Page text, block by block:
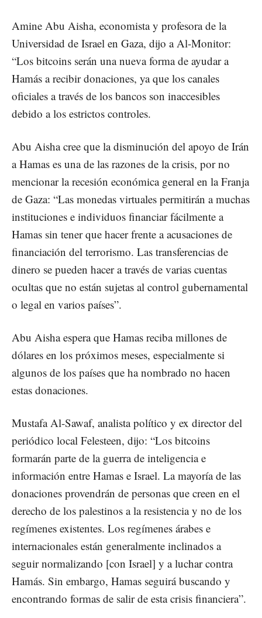
Amine Abu Aisha, economista y profesora de la
Universidad de Israel en Gaza, dijo a Al-Monitor:
“Los bitcoins serán una nueva forma de ayudar a
Hamás a recibir donaciones, ya que los canales
oficiales a través de los bancos son inaccesibles
debido a los estrictos controles.
Abu Aisha cree que la disminución del apoyo de Irán
a Hamas es una de las razones de la crisis, por no
mencionar la recesión económica general en la Franja
de Gaza: “Las monedas virtuales permitirán a muchas
instituciones e individuos financiar fácilmente a
Hamas sin tener que hacer frente a acusaciones de
financiación del terrorismo. Las transferencias de
dinero se pueden hacer a través de varias cuentas
ocultas que no están sujetas al control gubernamental
o legal en varios países”.
Abu Aisha espera que Hamas reciba millones de
dólares en los próximos meses, especialmente si
algunos de los países que ha nombrado no hacen
estas donaciones.
Mustafa Al-Sawaf, analista político y ex director del
periódico local Felesteen, dijo: “Los bitcoins
formarán parte de la guerra de inteligencia e
información entre Hamas e Israel. La mayoría de las
donaciones provendrán de personas que creen en el
derecho de los palestinos a la resistencia y no de los
regímenes existentes. Los regímenes árabes e
internacionales están generalmente inclinados a
seguir normalizando [con Israel] y a luchar contra
Hamás. Sin embargo, Hamas seguirá buscando y
encontrando formas de salir de esta crisis financiera”.